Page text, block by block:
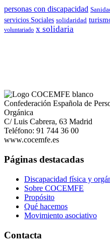
personas con discapacidad
servicios Sociales solidaridad
voluntariado x solidaria
Confederación Española de
Orgánica
C/ Luis Cabrera, 63 Madrid
Teléfono: 91 744 36 00
www.cocemfe.es
Páginas destacadas
Discapacidad física y
Sobre COCEMFE
Propósito
Qué hacemos
Movimiento asociativo
Contacta